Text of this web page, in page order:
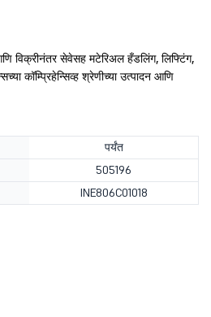
विक्रीनंतर सेवेसह मटेरिअल हँडलिंग, लिफ्टिंग,
कॉम्प्रिहेन्सिव्ह श्रेणीच्या उत्पादन आणि
पर्यंत
505196
INE806C01018